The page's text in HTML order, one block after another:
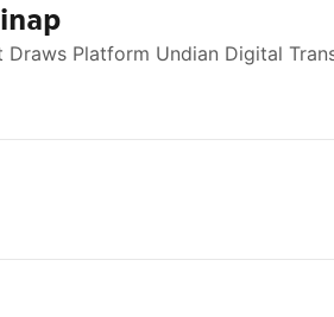
Draws Platform Undian Digital